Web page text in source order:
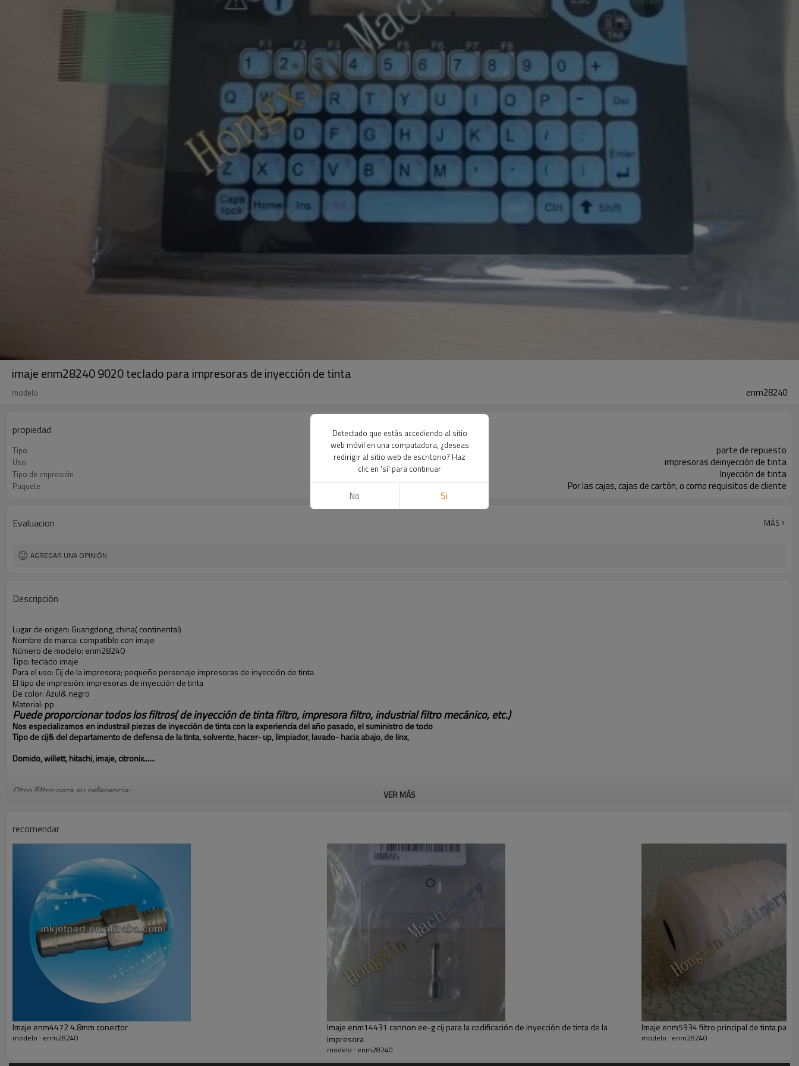
imaje enm28240 9020 teclado para impresoras de inyección de tinta
modelo enm28240
propiedad
Tipo parte de repuesto
Uso impresoras deinyección de tinta
Tipo de impresión Inyección de tinta
Paquete Por las cajas, cajas de cartón, o como requisitos de cliente
Evaluacion MÁS
AGREGAR UNA OPINIÓN
Descripción
Lugar de origen: Guangdong, china( continental)
Nombre de marca: compatible con imaje
Número de modelo: enm28240
Tipo:teclado imaje
Para el uso: Cij de la impresora; pequeño personaje impresoras de inyección de tinta
El tipo de impresión: impresoras de inyección de tinta
De color:Azul& negro
Material: pp
Puede proporcionar todos los filtros( de inyección de tinta filtro, impresora filtro, industrial filtro mecánico, etc.)
Nos especializamos en industrail piezas de inyección de tinta con la experiencia del año pasado, el suministro de todo
Tipo de cij& del departamento de defensa de la tinta, solvente, hacer- up, limpiador, lavado- hacia abajo, de linx,
Domido, willett, hitachi, imaje, citronix......
Otro filtro para su referencia:
Tal vez usted necesita otros productos imaje:
Enm 17562 el filtro principal para s 7,7765 enm, enm34411, enm34410 fors4/s 8, enm5553 s8
spart parte
Imaje enm5629 la presión de la bomba, enm 18021 s4keyboard
Enm6327, enm7682, cannon enm14431 g, ventilador enm5494 s 4, s 8,9040 imaje 9020
teclado
& de tinta solvente
Imaje 9154 0.8l, imaje s4 5157,5191 imaje, s7 9155e
8158,9550e, 8551,5160,5139,5553,5532,2142
VER MÁS
recomendar
Imaje enm4472 4.8mm conector
modelo : enm28240
Imaje enm14431 cannon ee-g cij para la codificación de inyección de tinta de la
impresora
modelo : enm28240
Imaje enm5934 filtro principal de tinta para
modelo : enm28240
Detectado que estás accediendo al sitio
web móvil en una computadora, ¿deseas
redirigir al sitio web de escritorio? Haz
clic en 'sí' para continuar
No Si